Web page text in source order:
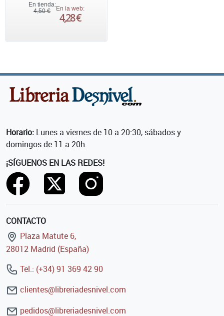
En tienda:
4,50 €
En la web:
4,28 €
Horario: Lunes a viernes de 10 a 20:30, sábados y
domingos de 11 a 20h.
¡SÍGUENOS EN LAS REDES!
CONTACTO
Plaza Matute 6,
28012 Madrid (España)
Tel.: (+34) 91 369 42 90
clientes@libreriadesnivel.com
pedidos@libreriadesnivel.com